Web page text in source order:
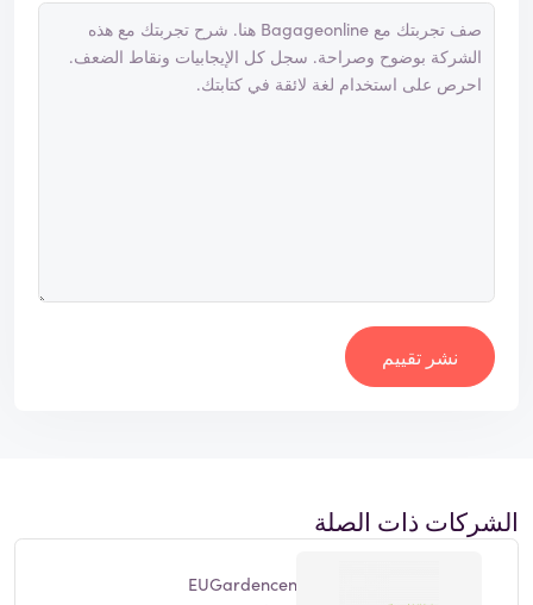
نشر تقييم
الشركات ذات الصلة
EUGardencenter